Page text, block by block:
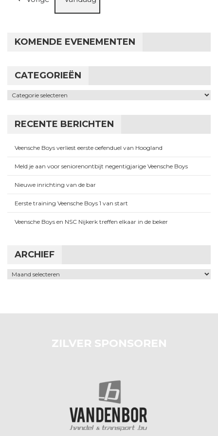
KOMENDE EVENEMENTEN
CATEGORIEËN
Categorieën
RECENTE BERICHTEN
Veensche Boys verliest eerste oefenduel van Hoogland
Meld je aan voor seniorenontbijt negentigjarige Veensche Boys
Nieuwe inrichting van de bar
Eerste training Veensche Boys 1 van start
Veensche Boys en NSC Nijkerk treffen elkaar in de beker
ARCHIEF
Archief
ZILVER SPONSOREN